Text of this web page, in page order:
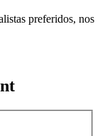
preferidos, nos